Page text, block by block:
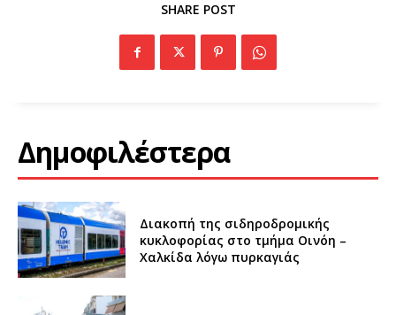
SHARE POST
Δημοφιλέστερα
Διακοπή της σιδηροδρομικής
κυκλοφορίας στο τμήμα Οινόη –
Χαλκίδα λόγω πυρκαγιάς